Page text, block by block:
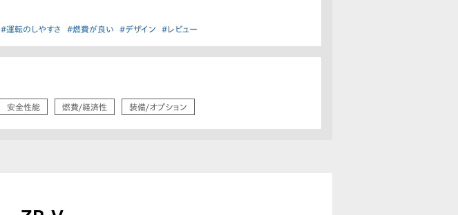
#運転のしやすさ #燃費が良い #デザイン #レビュー
安全性能 燃費/経済性 装備/オプション